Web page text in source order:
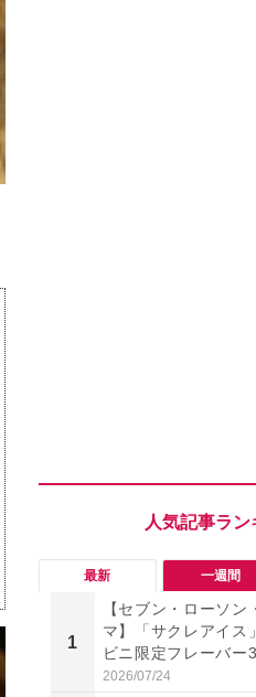
最新 一週間
1
【セブン・ローソン
マ】「サクレアイス
ビニ限定フレーバー3
べ比べ！今夏買うべ
2026/07/24